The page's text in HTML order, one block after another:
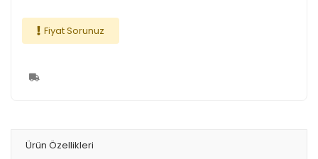
Fiyat Sorunuz
Ürün Özellikleri